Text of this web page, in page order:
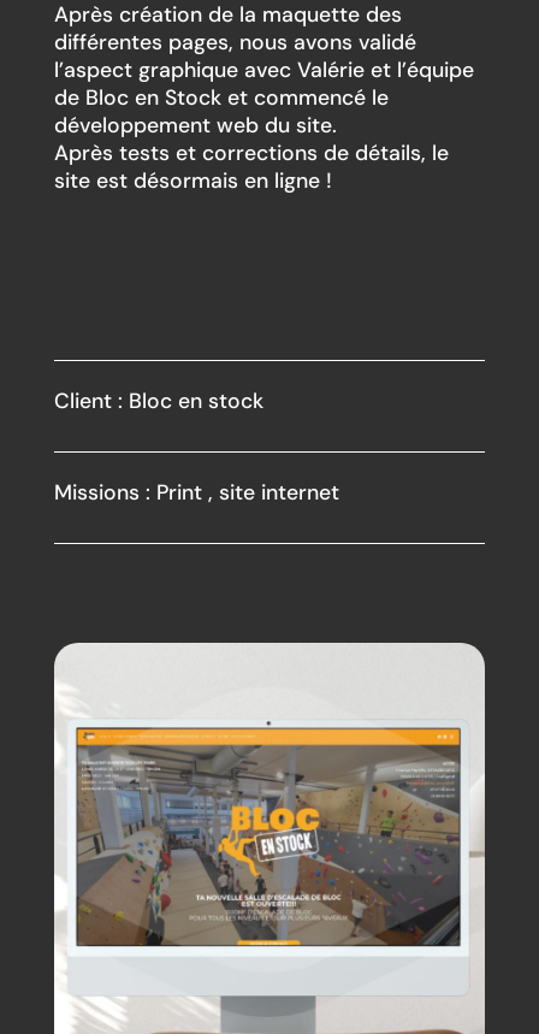
Après création de la maquette des
différentes pages, nous avons validé
l’aspect graphique avec Valérie et l’équipe
de Bloc en Stock et commencé le
développement web du site.
Après tests et corrections de détails, le
site est désormais en ligne !
Client : Bloc en stock
Missions : Print , site internet